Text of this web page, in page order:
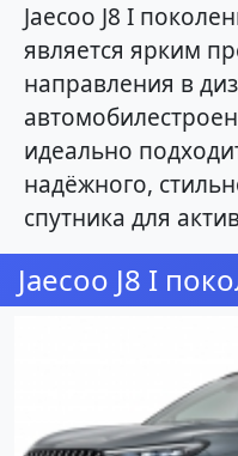
Jaecoo J8 I
является ярким
направления в
идеально
надёжного,
спутника для
Jaecoo J8 I